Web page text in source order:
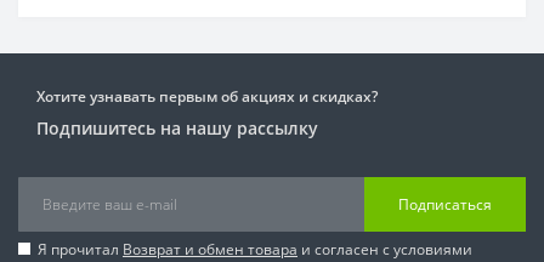
Хотите узнавать первым об акциях и скидках?
Подпишитесь на нашу рассылку
Подписаться
Я прочитал Возврат и обмен товара и согласен с условиями